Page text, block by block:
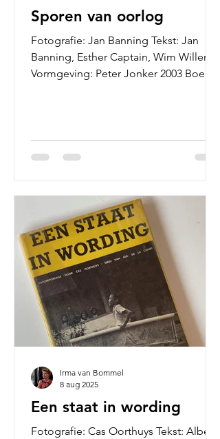
Sporen van oorlog
Fotografie: Jan Banning Tekst: Jan
Banning, Esther Captain, Wim Willems
Vormgeving: Peter Jonker 2003 Boek
Een staat in wording
Fotografie: Cas Oorthuys Tekst: Albert
Irma van Bommel
8 aug 2025